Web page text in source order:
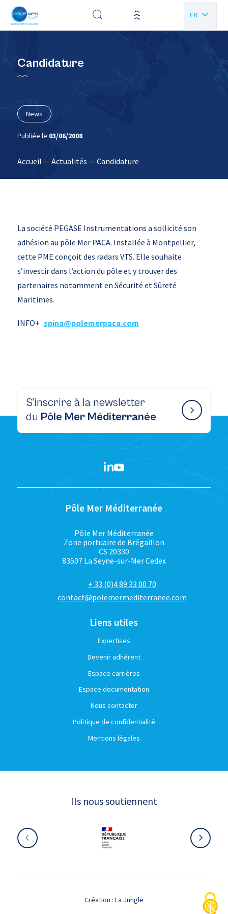
FR
EN
Candidature
News
Publiée le 03/06/2008
Accueil —Actualités —Candidature
La société PEGASE Instrumentations a sollicité son
adhésion au pôle Mer PACA. Installée à Montpellier,
cette PME conçoit des radars VTS. Elle souhaite
s’investir dans l’action du pôle et y trouver des
partenaires notamment en Sécurité et Sûreté
Maritimes.
INFO+ spina@polemerpaca.com
S’inscrire à la newsletter
du Pôle Mer Méditerranée
Pôle Mer Méditerranée
Pôle Mer Méditerranée
Zone portuaire de Brégaillon
CS 20330
83507 La Seyne-sur-Mer Cedex
+ 33 (0)4 89 33 00 70
contact@polemermediterranee.com
Liens utiles
Expertises
Devenir adhérent
Espace carrières
Espace documentation
Nous contacter
Politique de confidentialité
Mentions légales
Ils nous soutiennent
Création : La Jungle
Panneau de gestion des cookies